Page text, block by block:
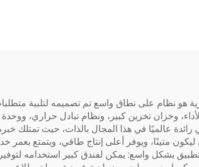
هو نظام على نطاق واسع تم تصميمه لتلبية
وخزان تخزين كبير، ونظام تبادل حراري،
متينًا، ويوفر أعلى إنتاج طاقي، ويتمتع
بشكل واسع: يمكن لفندق كبير استخدامه